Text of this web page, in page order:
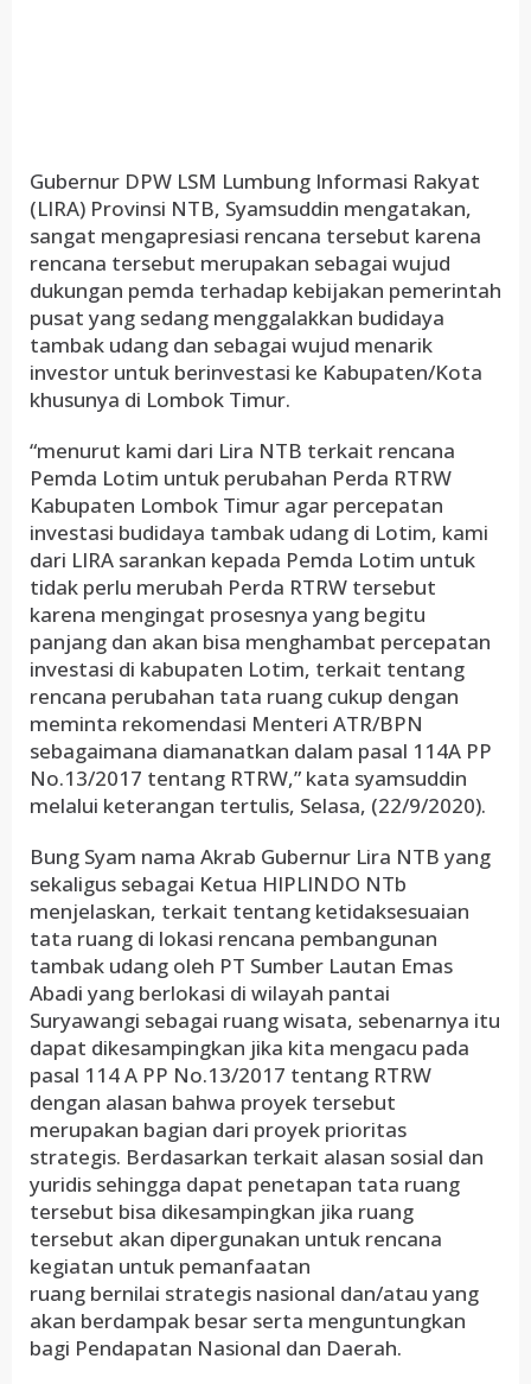
Gubernur DPW LSM Lumbung Informasi Rakyat
(LIRA) Provinsi NTB, Syamsuddin mengatakan,
sangat mengapresiasi rencana tersebut karena
rencana tersebut merupakan sebagai wujud
dukungan pemda terhadap kebijakan pemerintah
pusat yang sedang menggalakkan budidaya
tambak udang dan sebagai wujud menarik
investor untuk berinvestasi ke Kabupaten/Kota
khusunya di Lombok Timur.
“menurut kami dari Lira NTB terkait rencana
Pemda Lotim untuk perubahan Perda RTRW
Kabupaten Lombok Timur agar percepatan
investasi budidaya tambak udang di Lotim, kami
dari LIRA sarankan kepada Pemda Lotim untuk
tidak perlu merubah Perda RTRW tersebut
karena mengingat prosesnya yang begitu
panjang dan akan bisa menghambat percepatan
investasi di kabupaten Lotim, terkait tentang
rencana perubahan tata ruang cukup dengan
meminta rekomendasi Menteri ATR/BPN
sebagaimana diamanatkan dalam pasal 114A PP
No.13/2017 tentang RTRW,” kata syamsuddin
melalui keterangan tertulis, Selasa, (22/9/2020).
Bung Syam nama Akrab Gubernur Lira NTB yang
sekaligus sebagai Ketua HIPLINDO NTb
menjelaskan, terkait tentang ketidaksesuaian
tata ruang di lokasi rencana pembangunan
tambak udang oleh PT Sumber Lautan Emas
Abadi yang berlokasi di wilayah pantai
Suryawangi sebagai ruang wisata, sebenarnya itu
dapat dikesampingkan jika kita mengacu pada
pasal 114 A PP No.13/2017 tentang RTRW
dengan alasan bahwa proyek tersebut
merupakan bagian dari proyek prioritas
strategis. Berdasarkan terkait alasan sosial dan
yuridis sehingga dapat penetapan tata ruang
tersebut bisa dikesampingkan jika ruang
tersebut akan dipergunakan untuk rencana
kegiatan untuk pemanfaatan
ruang bernilai strategis nasional dan/atau yang
akan berdampak besar serta menguntungkan
bagi Pendapatan Nasional dan Daerah.